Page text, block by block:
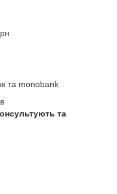
та monobank
та